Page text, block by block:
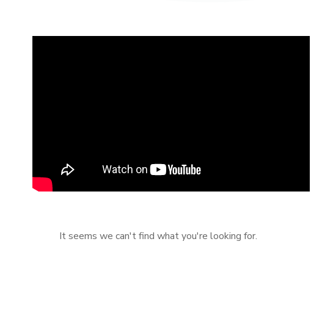
It seems we can't find what you're looking for.